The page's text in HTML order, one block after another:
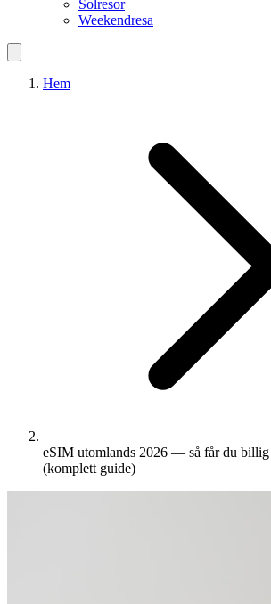
Solresor
Weekendresa
Hem
eSIM utomlands 2026 — så får du billig
(komplett guide)